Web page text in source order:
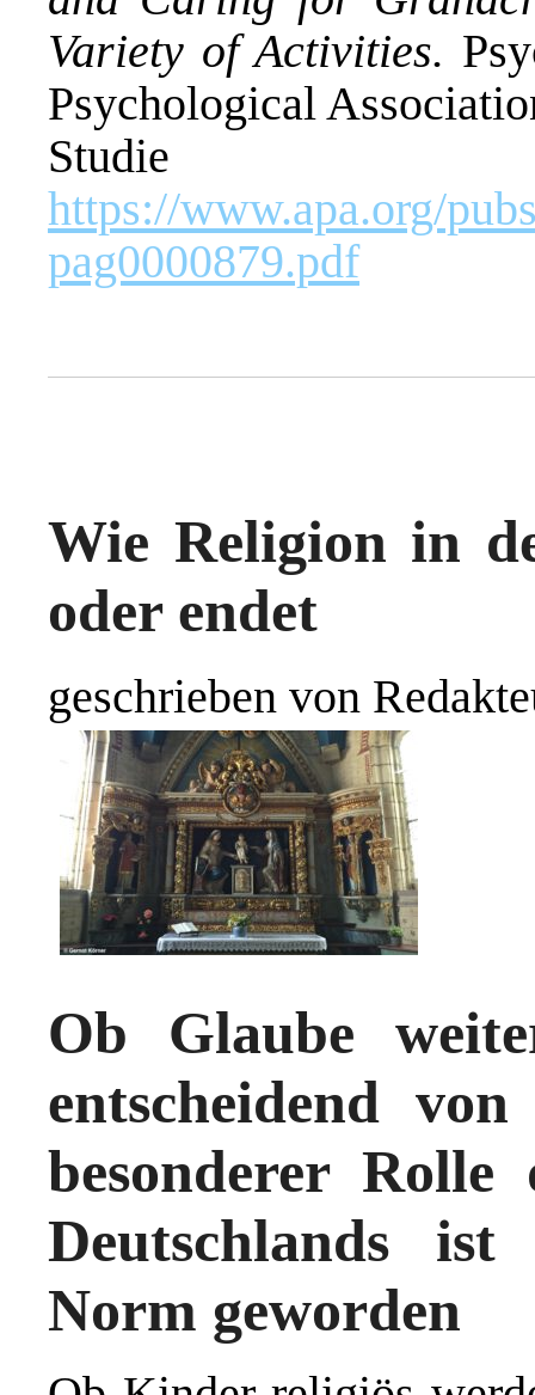
Variety of Activities.
Psychological
https://www.apa.org/
pag0000879.pdf
Wie Religion in
oder endet
geschrieben von
Ob Glaube
entscheidend
besonderer
Deutschlands
Norm geworden